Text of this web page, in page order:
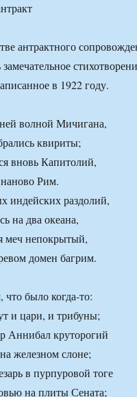
антрактного
в 1922 году.
волной Мичигана,
квириты;
вновь Капитолий,
Рим.
индейских раздолий,
на два океана,
меч непокрытый,
домен багрим.
было когда-то:
и цари, и трибуны;
Аннибал круторогий
железном слоне;
в пурпуровой тоге
на плиты Сената;